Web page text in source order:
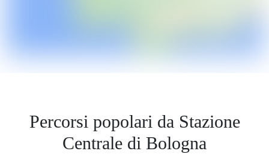
Percorsi popolari da Stazione
Centrale di Bologna